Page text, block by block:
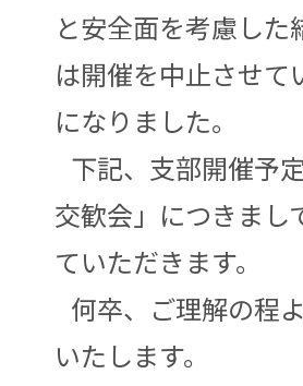
と安全面を考慮した
は開催を中止させて
になりました。
下記、支部開催予
交歓会」につきまし
ていただきます。
何卒、ご理解の程
いたします。